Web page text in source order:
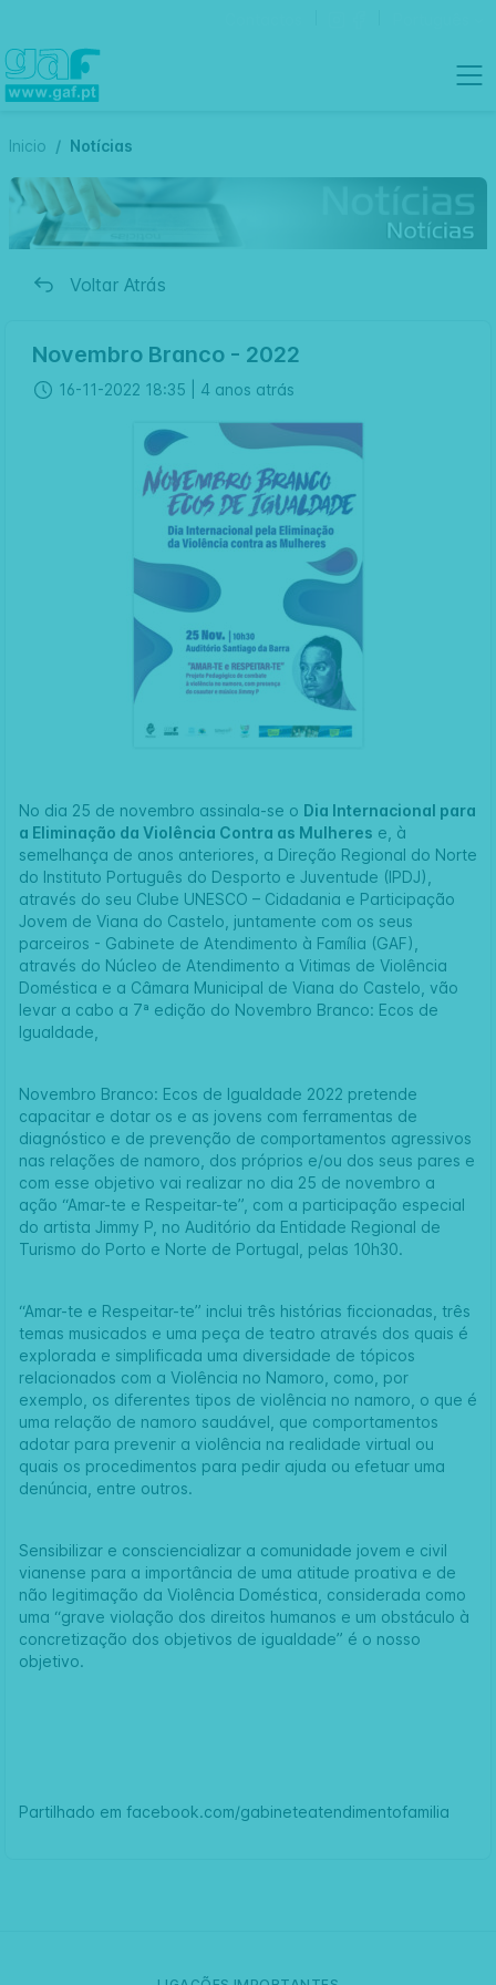
Inicio Notícias
Voltar Atrás
Novembro Branco - 2022
16-11-2022 18:35 | 4 anos atrás
No dia 25 de novembro assinala-se o Dia Internacional para
a Eliminação da Violência Contra as Mulheres e, à
semelhança de anos anteriores, a Direção Regional do Norte
do Instituto Português do Desporto e Juventude (IPDJ),
através do seu Clube UNESCO – Cidadania e Participação
Jovem de Viana do Castelo, juntamente com os seus
parceiros - Gabinete de Atendimento à Família (GAF),
através do Núcleo de Atendimento a Vitimas de Violência
Doméstica e a Câmara Municipal de Viana do Castelo , vão
levar a cabo a 7ª edição do Novembro Branco: Ecos de
Igualdade,
Novembro Branco: Ecos de Igualdade 2022 pretende
capacitar e dotar os e as jovens com ferramentas de
diagnóstico e de prevenção de comportamentos agressivos
nas relações de namoro, dos próprios e/ou dos seus pares e
com esse objetivo vai realizar no dia 25 de novembro a
ação “Amar-te e Respeitar-te”, com a participação especial
do artista Jimmy P , no Auditório da Entidade Regional de
Turismo do Porto e Norte de Portugal, pelas 10h30.
“Amar-te e Respeitar-te” inclui três histórias ficcionadas, três
temas musicados e uma peça de teatro através dos quais é
explorada e simplificada uma diversidade de tópicos
relacionados com a Violência no Namoro, como, por
exemplo, os diferentes tipos de violência no namoro, o que é
uma relação de namoro saudável, que comportamentos
adotar para prevenir a violência na realidade virtual ou
quais os procedimentos para pedir ajuda ou efetuar uma
denúncia, entre outros.
Sensibilizar e consciencializar a comunidade jovem e civil
vianense para a importância de uma atitude proativa e de
não legitimação da Violência Doméstica, considerada como
uma “grave violação dos direitos humanos e um obstáculo à
concretização dos objetivos de igualdade” é o nosso
objetivo.
Partilhado em facebook.com/gabineteatendimentofamilia